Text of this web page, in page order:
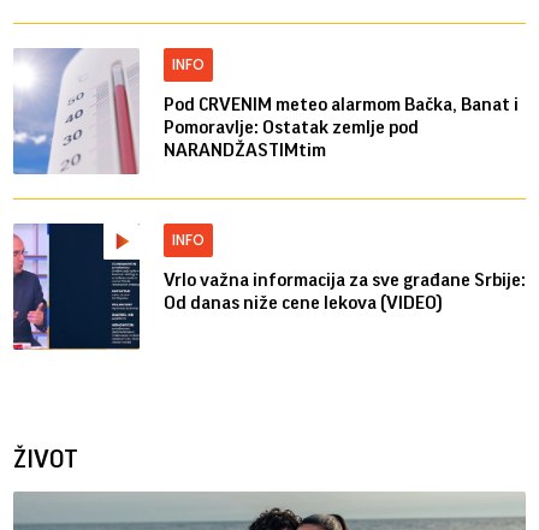
INFO
Pod CRVENIM meteo alarmom Bačka, Banat i
Pomoravlje: Ostatak zemlje pod
NARANDŽASTIMtim
INFO
Vrlo važna informacija za sve građane Srbije:
Od danas niže cene lekova (VIDEO)
ŽIVOT